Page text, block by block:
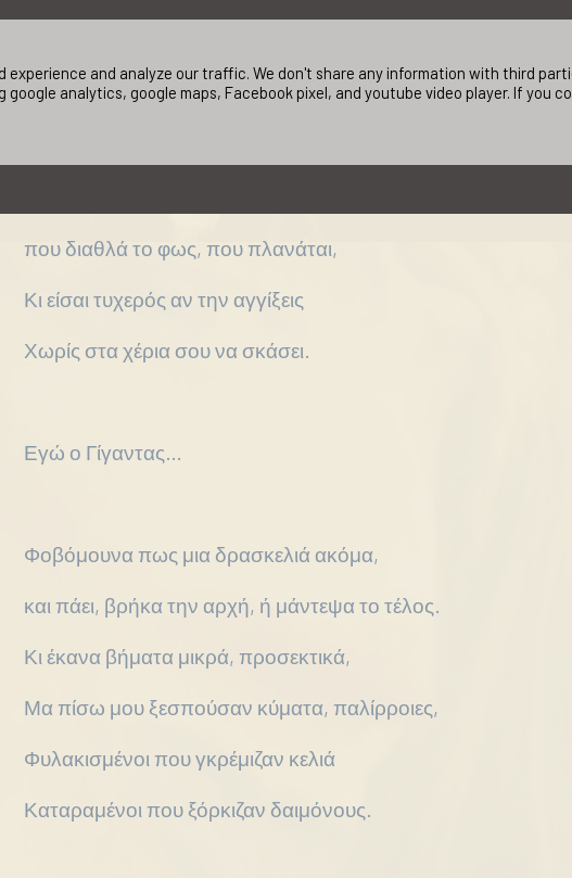
που γέννησα με πόνο
που διαθλά το φως, που πλανάται,
Κι είσαι τυχερός αν την αγγίξεις
Χωρίς στα χέρια σου να σκάσει.
Εγώ ο Γίγαντας…
Φοβόμουνα πως μια δρασκελιά ακόμα,
και πάει, βρήκα την αρχή, ή μάντεψα το τέλος.
Κι έκανα βήματα μικρά, προσεκτικά,
Μα πίσω μου ξεσπούσαν κύματα, παλίρροιες,
Φυλακισμένοι που γκρέμιζαν κελιά
Καταραμένοι που ξόρκιζαν δαιμόνους.
and analyze our traffic. We don't share any information with third
google analytics, google maps, Facebook pixel, and youtube video player. If you